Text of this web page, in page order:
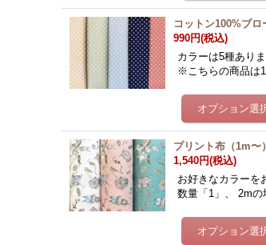
コットン100%ブロ
990円(税込)
カラーは5種あり
※こちらの商品は
プリント布（1m〜）
1,540円(税込)
お好きなカラーを
数量「1」、 2m